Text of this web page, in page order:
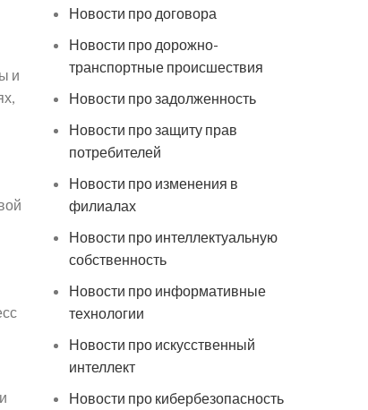
и
Новости про договора
Новости про дорожно-
транспортные происшествия
Новости про задолженность
Новости про защиту прав
потребителей
Новости про изменения в
филиалах
Новости про интеллектуальную
собственность
Новости про информативные
технологии
Новости про искусственный
интеллект
Новости про кибербезопасность